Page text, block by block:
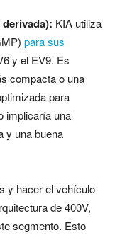
KIA utiliza
para sus
y el EV9. Es
compacta o una
para
implicaría una
y una buena
y hacer el vehículo
de 400V,
segmento. Esto